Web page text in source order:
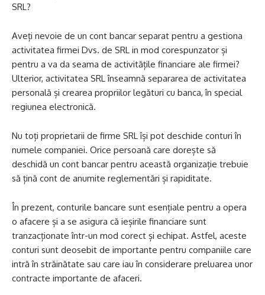
SRL?
Aveți nevoie de un cont bancar separat pentru a gestiona
activitatea firmei Dvs. de SRL in mod corespunzator și
pentru a va da seama de activitățile financiare ale firmei?
Ulterior, activitatea SRL înseamnă separarea de activitatea
personală și crearea propriilor legături cu banca, în special
regiunea electronică.
Nu toți proprietarii de firme SRL își pot deschide conturi în
numele companiei. Orice persoană care dorește să
deschidă un cont bancar pentru această organizație trebuie
să țină cont de anumite reglementări și rapiditate.
În prezent, conturile bancare sunt esențiale pentru a opera
o afacere și a se asigura că ieșirile financiare sunt
tranzacționate într-un mod corect și echipat. Astfel, aceste
conturi sunt deosebit de importante pentru companiile care
intră în străinătate sau care iau în considerare preluarea unor
contracte importante de afaceri.